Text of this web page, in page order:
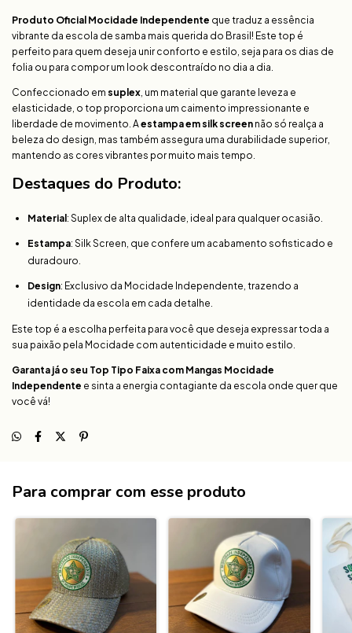
Produto Oficial Mocidade Independente que traduz a essência
vibrante da escola de samba mais querida do Brasil! Este top é
perfeito para quem deseja unir conforto e estilo, seja para os dias de
folia ou para compor um look descontraído no dia a dia.
Confeccionado em suplex , um material que garante leveza e
elasticidade, o top proporciona um caimento impressionante e
liberdade de movimento. Aestampa em silk screen não só realça a
beleza do design, mas também assegura uma durabilidade superior,
mantendo as cores vibrantes por muito mais tempo.
Destaques do Produto:
Material : Suplex de alta qualidade, ideal para qualquer ocasião.
Estampa: Silk Screen, que confere um acabamento sofisticado e
duradouro.
Design: Exclusivo da Mocidade Independente, trazendo a
identidade da escola em cada detalhe.
Este top é a escolha perfeita para você que deseja expressar toda a
sua paixão pela Mocidade com autenticidade e muito estilo.
Garanta já o seu Top Tipo Faixa com Mangas Mocidade
Independente e sinta a energia contagiante da escola onde quer que
você vá!
Para comprar com esse produto